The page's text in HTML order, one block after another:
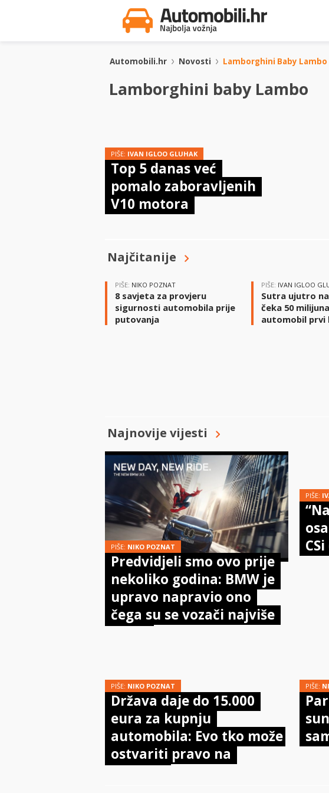
Automobili.hr Novosti Lamborghini Baby Lambo
Lamborghini baby Lambo
PIŠE: IVAN IGLOO GLUHAK
Top 5 danas već
pomalo zaboravljenih
V10 motora
Najčitanije
PIŠE: NIKO POZNAT
8 savjeta za provjeru
sigurnosti automobila prije
putovanja
PIŠE: IVAN IGLOO
Sutra ujutro
čeka 50
automobil prvi
Najnovije vijesti
PIŠE: NIKO POZNAT
Predvidjeli smo ovo prije
nekoliko godina: BMW je
upravo napravio ono
čega su se vozači najviše
PIŠE:
PIŠE: NIKO POZNAT
Država daje do 15.000
eura za kupnju
automobila: Evo tko može
ostvariti pravo na
potporu
PIŠE: